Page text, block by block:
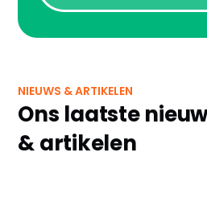
NIEUWS & ARTIKELEN
Ons laatste
& artikelen